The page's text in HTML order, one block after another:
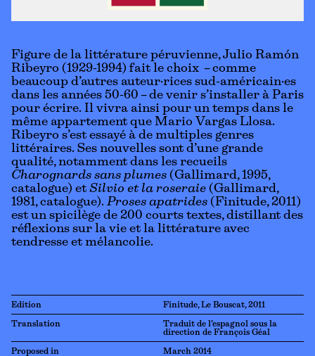
Figure de la littérature péruvienne, Julio Ramón
Ribeyro (1929-1994) fait le choix – comme
beaucoup d’autres auteur·rices sud-américain·es
dans les années 50-60 – de venir s’installer à Paris
pour écrire. Il vivra ainsi pour un temps dans le
même appartement que Mario Vargas Llosa.
Ribeyro s’est essayé à de multiples genres
littéraires. Ses nouvelles sont d’une grande
qualité, notamment dans les recueils
Charognards sans plumes (Gallimard, 1995,
catalogue) et Silvio et la roseraie (Gallimard,
1981,catalogue). Proses apatrides (Finitude, 2011)
est un spicilège de 200 courts textes, distillant des
réflexions sur la vie et la littérature avec
tendresse et mélancolie.
Edition Finitude, Le Bouscat, 2011
Translation
Traduit de l’espagnol sous la
direction de François Géal
Proposed in March 2014